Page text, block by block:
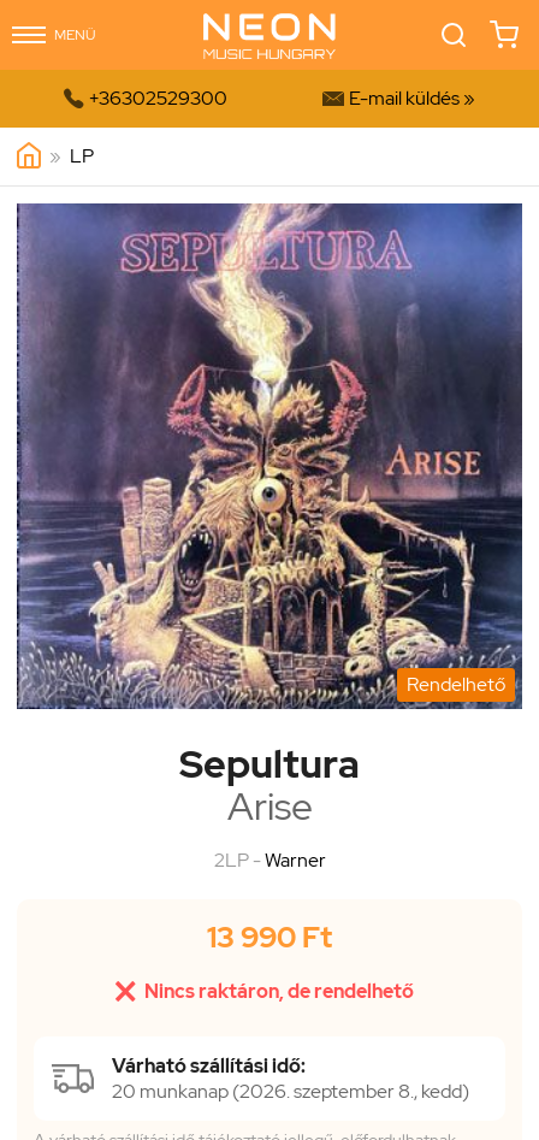
MENÜ
 +36302529300  E-mail küldés »
» LP
Rendelhető
Sepultura
Arise
2LP -Warner
13 990 Ft
 Nincs raktáron, de rendelhető
Várható szállítási idő:
20 munkanap (2026. szeptember 8., kedd)